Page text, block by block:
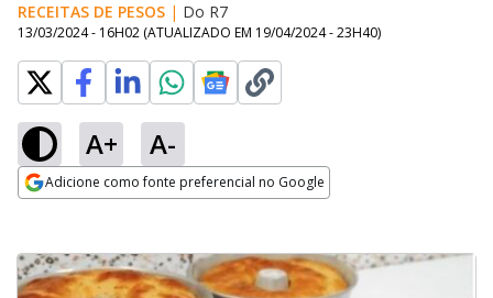
RECEITAS DE PESOS | Do R7
13/03/2024 - 16H02 (ATUALIZADO EM 19/04/2024 - 23H40)
A+ A-
Adicione como fonte preferencial no Google